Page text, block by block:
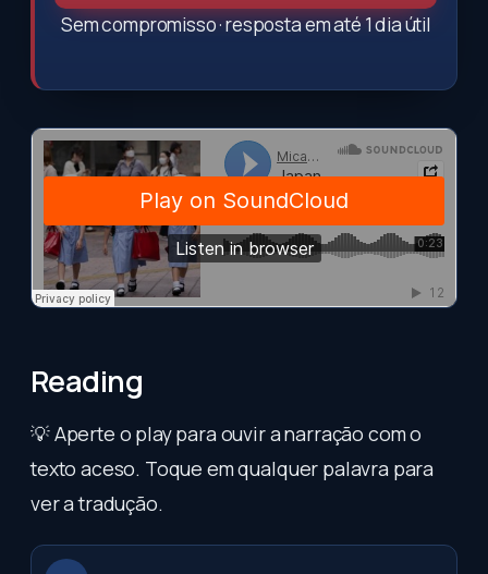
Sem compromisso · resposta em até 1 dia útil
Reading
💡 Aperte o play para ouvir a narração com o
texto aceso. Toque em qualquer palavra para
ver a tradução.